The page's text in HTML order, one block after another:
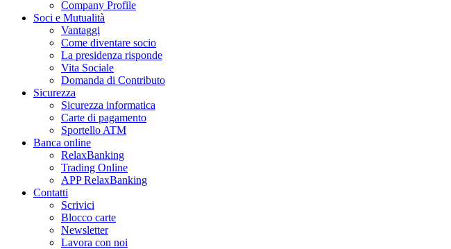
Company Profile
Soci e Mutualità
Vantaggi
Come diventare socio
La presidenza risponde
Vita Sociale
Domanda di Contributo
Sicurezza
Sicurezza informatica
Carte di pagamento
Sportello ATM
Banca online
RelaxBanking
Trading Online
APP RelaxBanking
Contatti
Scrivici
Blocco carte
Newsletter
Lavora con noi